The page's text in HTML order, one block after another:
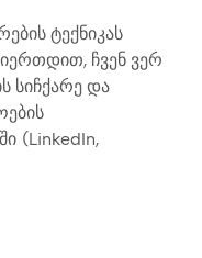
ტექნიკას
ჩვენ ვერ
სიჩქარე და
(LinkedIn,